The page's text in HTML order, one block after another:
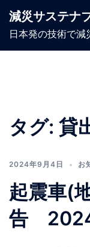
ン減災サステナ
日本発の技術で減
タグ: 貸
2024年9月4日 お
起震車(
告